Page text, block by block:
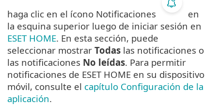
haga clic en el ícono Notificaciones
en
la esquina superior luego de iniciar sesión en
ESET HOME. En esta sección, puede
seleccionar mostrar Todas las notificaciones o
las notificaciones No leídas. Para permitir
notificaciones de ESET HOME en su dispositivo
móvil, consulte el capítulo Configuración de la
aplicación.